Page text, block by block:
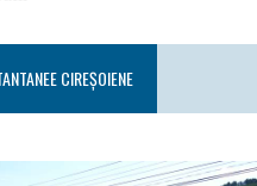
CIREȘOIENE